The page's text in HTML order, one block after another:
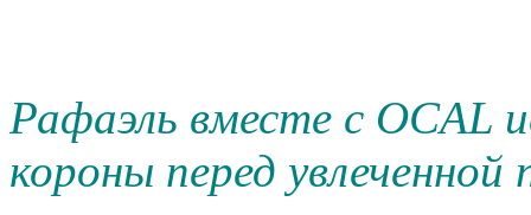
Рафаэль вместе с OCAL
короны перед увлеченной